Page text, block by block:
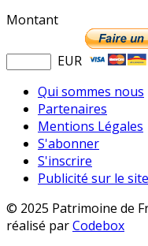
Montant
EUR
Qui sommes nous
Partenaires
Mentions Légales
S'abonner
S'inscrire
Publicité sur le site
© 2025 Patrimoine de
réalisé parCodebox